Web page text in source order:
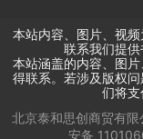
本站内容、图片、视
联系我们提供
本站涵盖的内容、图
得联系。若涉及版权
们将支
北京泰和思创商贸有限
安备